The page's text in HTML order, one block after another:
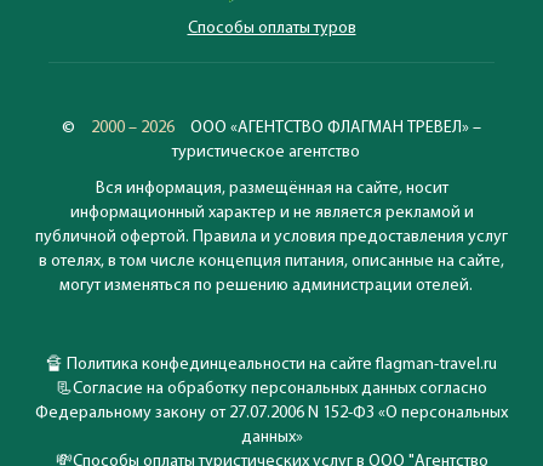
Способы оплаты туров
© 2000 – 2026
ООО «АГЕНТСТВО ФЛАГМАН ТРЕВЕЛ» –
туристическое агентство
Вся информация, размещённая на сайте, носит
информационный характер и не является рекламой и
публичной офертой. Правила и условия предоставления услуг
в отелях, в том числе концепция питания, описанные на сайте,
могут изменяться по решению администрации отелей.
🔏 Политика конфединцеальности на сайте flagman-travel.ru
📃Согласие на обработку персональных данных согласно
Федеральному закону от 27.07.2006 N 152-ФЗ «О персональных
данных»
💸Способы оплаты туристических услуг в ООО "Агентство